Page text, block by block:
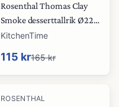
Rosenthal Thomas Clay
Smoke desserttallrik Ø22
cm Grågrön
KitchenTime
115 kr165 kr
ROSENTHAL